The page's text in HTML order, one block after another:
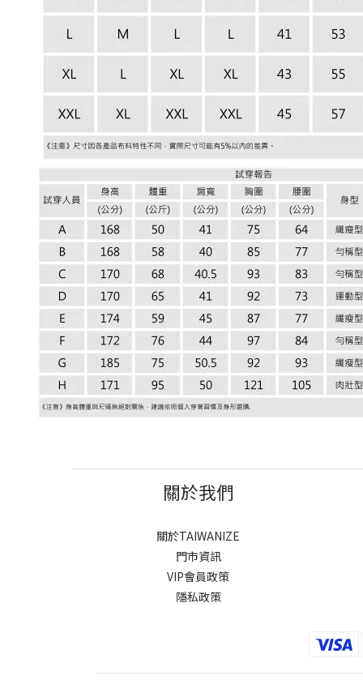
關於我們
關於TAIWANIZE
門市資訊
VIP會員政策
隱私政策